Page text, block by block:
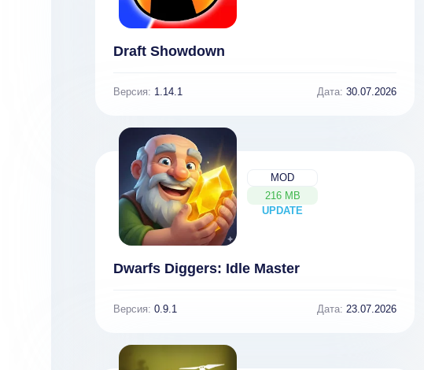
Draft Showdown
Версия: 1.14.1 Дата: 30.07.2026
MOD
216 MB
UPDATE
NEW
Dwarfs Diggers: Idle Master
Версия: 0.9.1 Дата: 23.07.2026